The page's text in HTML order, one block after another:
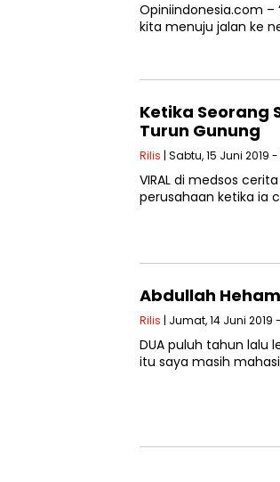
Opiniindonesia.com –
kita menuju jalan ke
Ketika Seorang
Turun Gunung
Rilis | Sabtu, 15 Juni 2019 -
VIRAL di medsos
perusahaan ketika ia
Abdullah
Rilis | Jumat, 14 Juni 2019 -
DUA puluh tahun lalu
itu saya masih